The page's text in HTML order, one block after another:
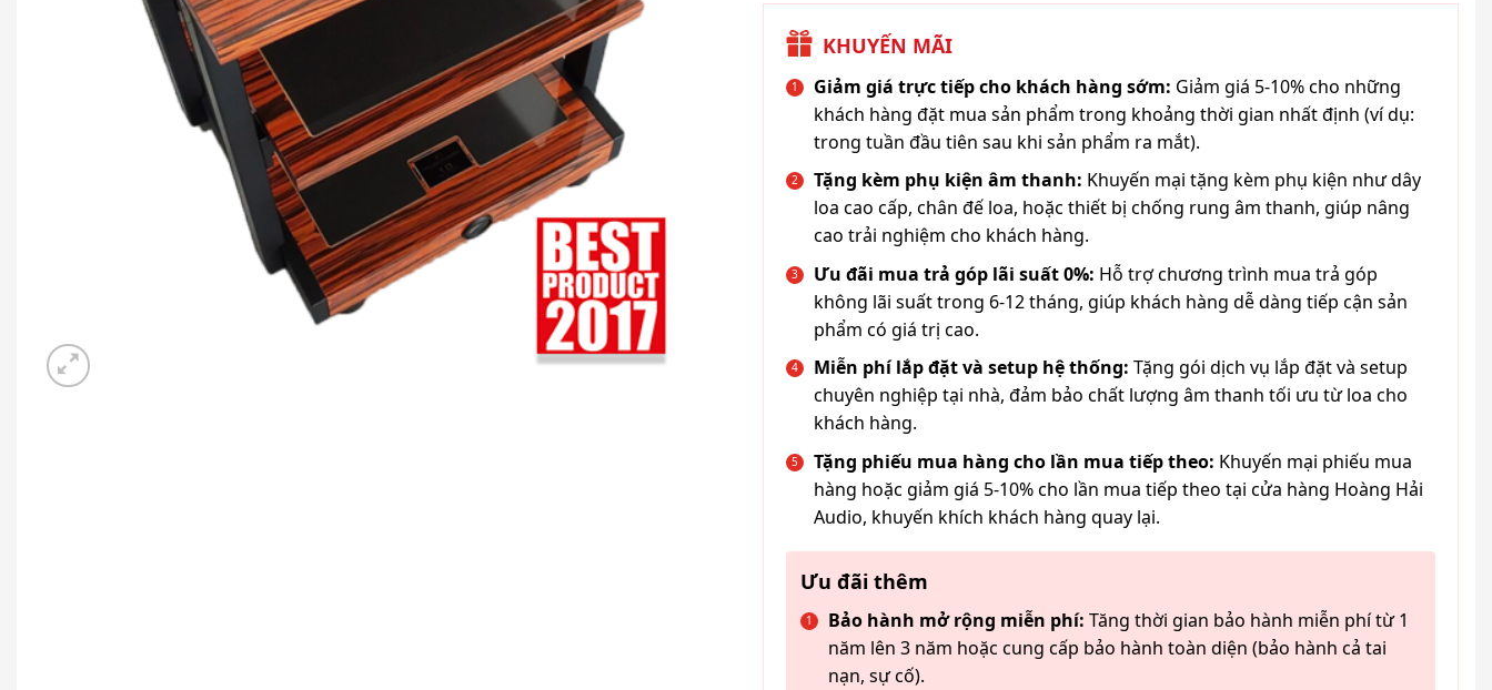
KHUYẾN MÃI
Giảm giá trực tiếp cho khách hàng sớm: Giảm giá 5-10% cho những
khách hàng đặt mua sản phẩm trong khoảng thời gian nhất định (ví dụ:
trong tuần đầu tiên sau khi sản phẩm ra mắt).
Tặng kèm phụ kiện âm thanh: Khuyến mại tặng kèm phụ kiện như dây
loa cao cấp, chân đế loa, hoặc thiết bị chống rung âm thanh, giúp nâng
cao trải nghiệm cho khách hàng.
Ưu đãi mua trả góp lãi suất 0%: Hỗ trợ chương trình mua trả góp
không lãi suất trong 6-12 tháng, giúp khách hàng dễ dàng tiếp cận sản
phẩm có giá trị cao.
Miễn phí lắp đặt và setup hệ thống: Tặng gói dịch vụ lắp đặt và setup
chuyên nghiệp tại nhà, đảm bảo chất lượng âm thanh tối ưu từ loa cho
khách hàng.
Tặng phiếu mua hàng cho lần mua tiếp theo: Khuyến mại phiếu mua
hàng hoặc giảm giá 5-10% cho lần mua tiếp theo tại cửa hàng Hoàng Hải
Audio, khuyến khích khách hàng quay lại.
Ưu đãi thêm
Bảo hành mở rộng miễn phí: Tăng thời gian bảo hành miễn phí từ 1
năm lên 3 năm hoặc cung cấp bảo hành toàn diện (bảo hành cả tai
nạn, sự cố).